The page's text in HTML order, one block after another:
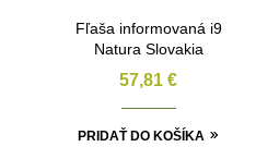
Fľaša informovaná i9
Natura Slovakia
57,81 €
PRIDAŤ DO KOŠÍKA